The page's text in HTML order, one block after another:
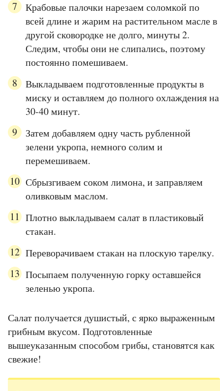
Крабовые палочки нарезаем соломкой по
всей длине и жарим на растительном масле в
другой сковородке не долго, минуты 2.
Следим, чтобы они не слипались, поэтому
постоянно помешиваем.
Выкладываем подготовленные продукты в
миску и оставляем до полного охлаждения на
30-40 минут.
Затем добавляем одну часть рубленной
зелени укропа, немного солим и
перемешиваем.
Сбрызгиваем соком лимона, и заправляем
оливковым маслом.
Плотно выкладываем салат в пластиковый
стакан.
Переворачиваем стакан на плоскую тарелку.
Посыпаем полученную горку оставшейся
зеленью укропа.
Салат получается душистый, с ярко выраженным
грибным вкусом. Подготовленные
вышеуказанным способом грибы, становятся как
свежие!